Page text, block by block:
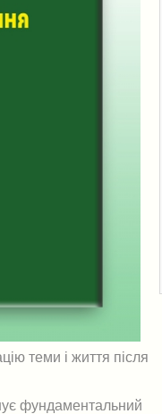
теми і життя після
фундаментальний